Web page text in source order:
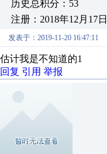
历史总积分：53
注册：2018年12月17日
发表于：2019-11-20 16:47:11
估计我是不知道的1
回复 引用 举报